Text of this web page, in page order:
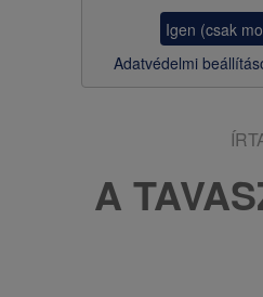
Igen (csak
Adatvédelmi
A